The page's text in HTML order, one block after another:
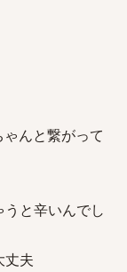
んと繋がって
と辛いんでし
夫